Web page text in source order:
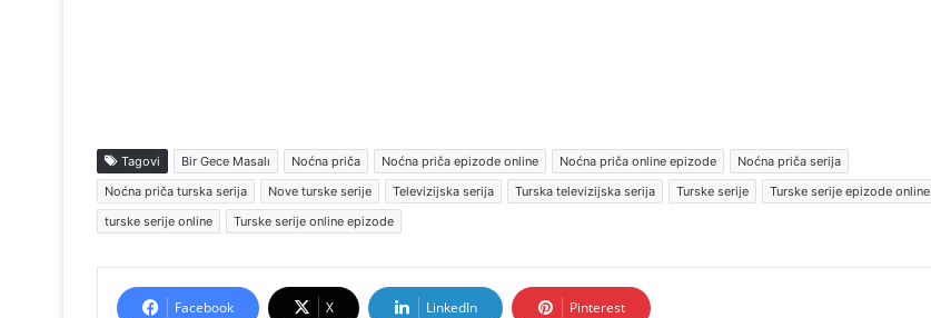
Tagovi Bir Gece Masalı Noćna priča Noćna priča epizode online Noćna priča online epizode
Noćna priča serija
Noćna priča turska serija
Nove turske serije Televizijska serija Turska televizijska serija Turske serije
Turske serije epizode online
turske serije online
Turske serije online epizode
Facebook X LinkedIn Pinterest